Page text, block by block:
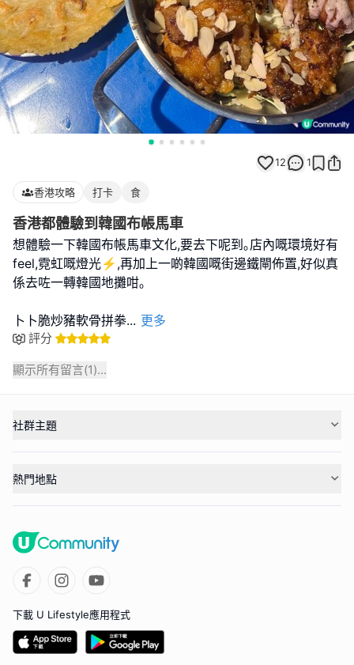
12 1
香港攻略 打卡 食
香港都體驗到韓國布帳馬車
想體驗一下韓國布帳馬車文化,要去下呢到｡店內嘅環境好有
feel,霓虹嘅燈光⚡️,再加上一啲韓國嘅街邊鐵閘佈置,好似真
係去咗一轉韓國地攤咁｡
卜卜脆炒豬軟骨拼拳... 更多
評分
顯示所有留言(1)...
社群主題
熱門地點
下載 U Lifestyle應用程式